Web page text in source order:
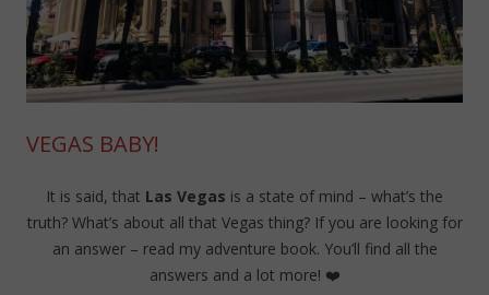
VEGAS BABY!
It is said, that Las Vegas is a state of mind – what’s the
truth? What’s about all that Vegas thing? If you are looking for
an answer – read my adventure book. You’ll find all the
answers and a lot more! ❤️